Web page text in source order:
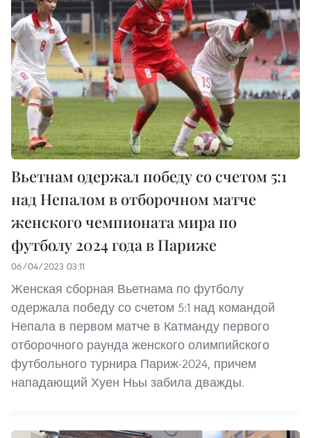
Вьетнам одержал победу со счетом 5:1
над Непалом в отборочном матче
женского чемпионата мира по
футболу 2024 года в Париже
06/04/2023 03:11
Женская сборная Вьетнама по футболу
одержала победу со счетом 5:1 над командой
Непала в первом матче в Катманду первого
отборочного раунда женского олимпийского
футбольного турнира Париж-2024, причем
нападающий Хуен Ньы забила дважды.